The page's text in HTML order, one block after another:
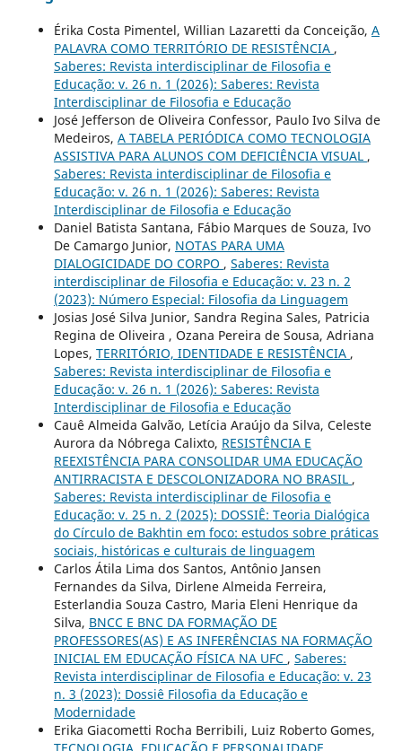
Érika Costa Pimentel, Willian Lazaretti da Conceição, A
PALAVRA COMO TERRITÓRIO DE RESISTÊNCIA ,
Saberes: Revista interdisciplinar de Filosofia e
Educação: v. 26 n. 1 (2026): Saberes: Revista
Interdisciplinar de Filosofia e Educação
José Jefferson de Oliveira Confessor, Paulo Ivo Silva de
Medeiros, A TABELA PERIÓDICA COMO TECNOLOGIA
ASSISTIVA PARA ALUNOS COM DEFICIÊNCIA VISUAL ,
Saberes: Revista interdisciplinar de Filosofia e
Educação: v. 26 n. 1 (2026): Saberes: Revista
Interdisciplinar de Filosofia e Educação
Daniel Batista Santana, Fábio Marques de Souza, Ivo
De Camargo Junior, NOTAS PARA UMA
DIALOGICIDADE DO CORPO , Saberes: Revista
interdisciplinar de Filosofia e Educação: v. 23 n. 2
(2023): Número Especial: Filosofia da Linguagem
Josias José Silva Junior, Sandra Regina Sales, Patricia
Regina de Oliveira , Ozana Pereira de Sousa, Adriana
Lopes, TERRITÓRIO, IDENTIDADE E RESISTÊNCIA ,
Saberes: Revista interdisciplinar de Filosofia e
Educação: v. 26 n. 1 (2026): Saberes: Revista
Interdisciplinar de Filosofia e Educação
Cauê Almeida Galvão, Letícia Araújo da Silva, Celeste
Aurora da Nóbrega Calixto, RESISTÊNCIA E
REEXISTÊNCIA PARA CONSOLIDAR UMA EDUCAÇÃO
ANTIRRACISTA E DESCOLONIZADORA NO BRASIL ,
Saberes: Revista interdisciplinar de Filosofia e
Educação: v. 25 n. 2 (2025): DOSSIÊ: Teoria Dialógica
do Círculo de Bakhtin em foco: estudos sobre práticas
sociais, históricas e culturais de linguagem
Carlos Átila Lima dos Santos, Antônio Jansen
Fernandes da Silva, Dirlene Almeida Ferreira,
Esterlandia Souza Castro, Maria Eleni Henrique da
Silva, BNCC E BNC DA FORMAÇÃO DE
PROFESSORES(AS) E AS INFERÊNCIAS NA FORMAÇÃO
INICIAL EM EDUCAÇÃO FÍSICA NA UFC , Saberes:
Revista interdisciplinar de Filosofia e Educação: v. 23
n. 3 (2023): Dossiê Filosofia da Educação e
Modernidade
Erika Giacometti Rocha Berribili, Luiz Roberto Gomes,
TECNOLOGIA, EDUCAÇÃO E PERSONALIDADE ,